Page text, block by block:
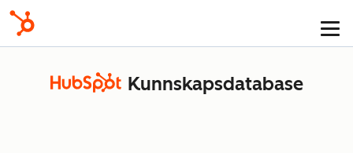
Kunnskapsdatabase